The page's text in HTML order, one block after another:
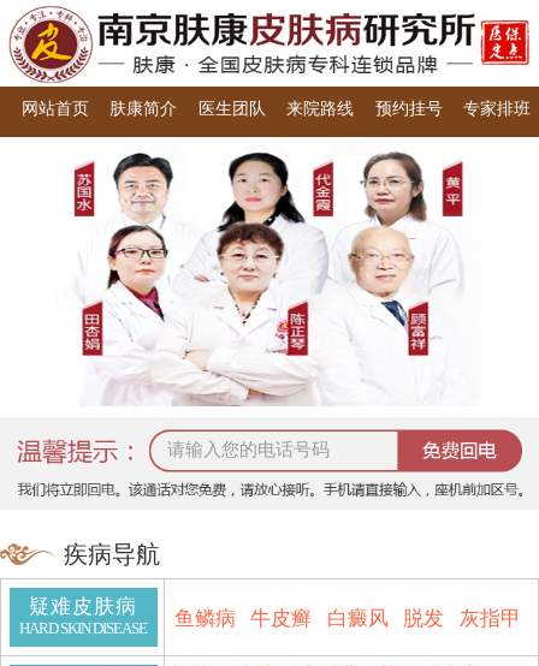
网站首页 肤康简介 医生团队 来院路线 预约挂号 专家排班
疾病导航
疑难皮肤病
HARD SKIN DISEASE 鱼鳞病 牛皮癣 白癜风 脱发 灰指甲